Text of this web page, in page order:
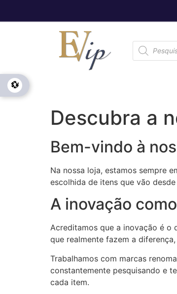
Descubra a
Bem-vindo à
Na nossa loja, estamos sempre
escolhida de itens que vão
A inovação
Acreditamos que a inovação é o
que realmente fazem a
Trabalhamos com marcas
constantemente pesquisando e
cada item.
💱